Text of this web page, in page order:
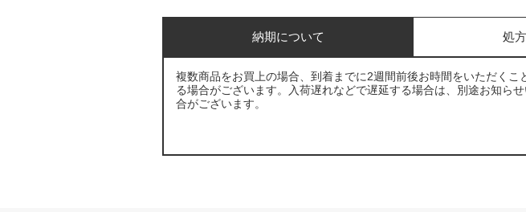
納期について 処
複数商品をお買上の場合、到着までに2週間前後お時間をいただく
る場合がございます。入荷遅れなどで遅延する場合は、別途お知ら
合がございます。